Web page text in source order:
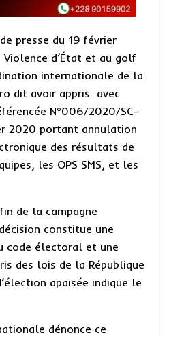
presse du 19 février
d’État et au golf
internationale de la
dit avoir appris avec
N°006/2020/SC-
2020 portant annulation
des résultats de
les OPS SMS, et les
de la campagne
constitue une
code électoral et une
des lois de la République
apaisée indique le
dénonce ce